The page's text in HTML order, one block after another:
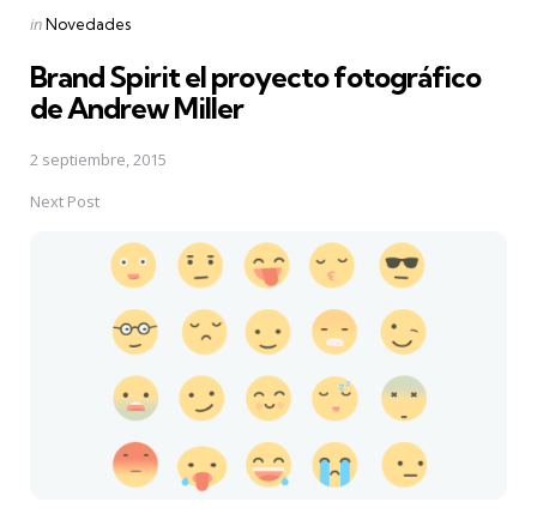
Posted
inNovedades
Brand Spirit el proyecto fotográfico
de Andrew Miller
2 septiembre, 2015
Next Post